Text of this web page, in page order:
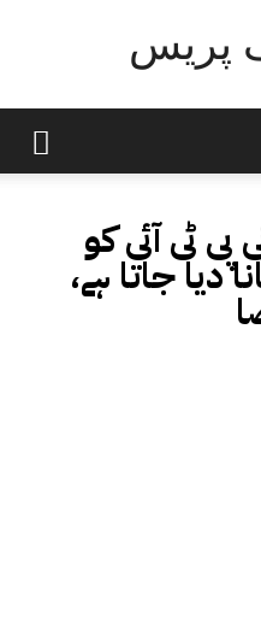
پریس
پی ٹی آئی کو
دیا جاتا ہے،